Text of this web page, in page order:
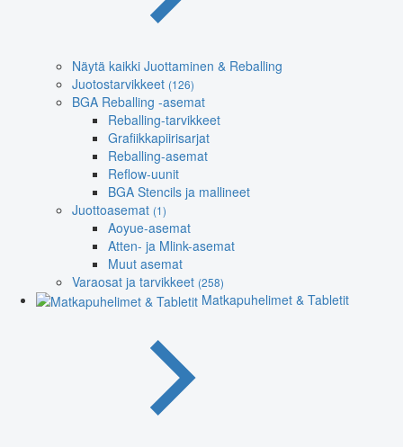
Näytä kaikki Juottaminen & Reballing
Juotostarvikkeet (126)
BGA Reballing -asemat
Reballing-tarvikkeet
Grafiikkapiirisarjat
Reballing-asemat
Reflow-uunit
BGA Stencils ja mallineet
Juottoasemat (1)
Aoyue-asemat
Atten- ja Mlink-asemat
Muut asemat
Varaosat ja tarvikkeet (258)
Matkapuhelimet & Tabletit